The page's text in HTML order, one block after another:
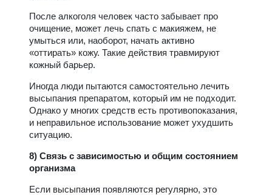
После алкоголя человек часто забывает про
очищение, может лечь спать с макияжем, не
умыться или, наоборот, начать активно
«оттирать» кожу. Такие действия травмируют
кожный барьер.
Иногда люди пытаются самостоятельно лечить
высыпания препаратом, который им не подходит.
Однако у многих средств есть противопоказания,
и неправильное использование может ухудшить
ситуацию.
8) Связь с зависимостью и общим состоянием
организма
Если высыпания появляются регулярно, это